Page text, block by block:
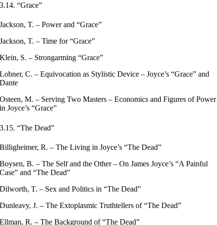
3.14. “Grace”
Jackson, T. – Power and “Grace”
Jackson, T. – Time for “Grace”
Klein, S. – Strongarming “Grace”
Lobner, C. – Equivocation as Stylistic Device – Joyce’s “Grace” and
Dante
Osteen, M. – Serving Two Masters – Economics and Figures of Power
in Joyce’s “Grace”
3.15. “The Dead”
Billigheimer, R. – The Living in Joyce’s “The Dead”
Boysen, B. – The Self and the Other – On James Joyce’s “A Painful
Case” and “The Dead”
Dilworth, T. – Sex and Politics in “The Dead”
Dunleavy, J. – The Extoplasmic Truthtellers of “The Dead”
Ellman, R. – The Background of “The Dead”